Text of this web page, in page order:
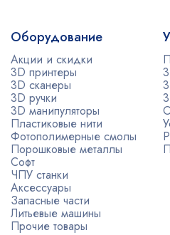
Оборудование
Акции и скидки
3D принтеры
3D сканеры
3D ручки
3D манипуляторы
Пластиковые нити
Фотополимерные смолы
Порошковые металлы
Софт
ЧПУ станки
Аксессуары
Запасные части
Литьевые машины
Прочие товары